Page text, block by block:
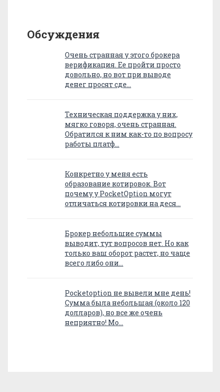
Обсуждения
Очень странная у этого брокера
верификация. Ее пройти просто
довольно, но вот при выводе
денег просят сде…
Техническая поддержка у них,
мягко говоря, очень странная.
Обратился к ним как-то по вопросу
работы платф…
Конкретно у меня есть
образование котировок. Вот
почему у PocketOption могут
отличаться котировки на деся…
Брокер небольшие суммы
выводит, тут вопросов нет. Но как
только ваш оборот растет, но чаще
всего либо они…
Pocketoption не вывели мне день!
Сумма была небольшая (около 120
долларов), но все же очень
неприятно! Мо…